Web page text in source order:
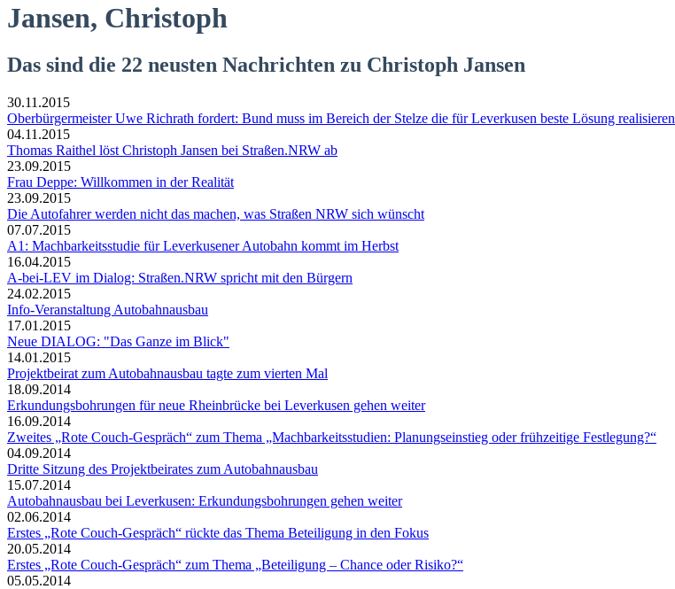
Jansen, Christoph
Das sind die 22 neusten Nachrichten zu Christoph Jansen
30.11.2015
Oberbürgermeister Uwe Richrath fordert: Bund muss im Bereich der Stelze die für Leverkusen beste Lösung realisieren
04.11.2015
Thomas Raithel löst Christoph Jansen bei Straßen.NRW ab
23.09.2015
Frau Deppe: Willkommen in der Realität
23.09.2015
Die Autofahrer werden nicht das machen, was Straßen NRW sich wünscht
07.07.2015
A1: Machbarkeitsstudie für Leverkusener Autobahn kommt im Herbst
16.04.2015
A-bei-LEV im Dialog: Straßen.NRW spricht mit den Bürgern
24.02.2015
Info-Veranstaltung Autobahnausbau
17.01.2015
Neue DIALOG: "Das Ganze im Blick"
14.01.2015
Projektbeirat zum Autobahnausbau tagte zum vierten Mal
18.09.2014
Erkundungsbohrungen für neue Rheinbrücke bei Leverkusen gehen weiter
16.09.2014
Zweites „Rote Couch-Gespräch“ zum Thema „Machbarkeitsstudien: Planungseinstieg oder frühzeitige Festlegung?“
04.09.2014
Dritte Sitzung des Projektbeirates zum Autobahnausbau
15.07.2014
Autobahnausbau bei Leverkusen: Erkundungsbohrungen gehen weiter
02.06.2014
Erstes „Rote Couch-Gespräch“ rückte das Thema Beteiligung in den Fokus
20.05.2014
Erstes „Rote Couch-Gespräch“ zum Thema „Beteiligung – Chance oder Risiko?“
05.05.2014